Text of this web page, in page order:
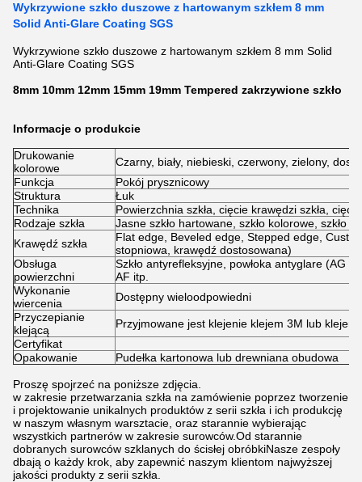
Wykrzywione szkło duszowe z hartowanym szkłem 8 mm
Solid Anti-Glare Coating SGS
Wykrzywione szkło duszowe z hartowanym szkłem 8 mm Solid
Anti-Glare Coating SGS
8mm 10mm 12mm 15mm 19mm Tempered zakrzywione szkło
Informacje o produkcie
Drukowanie
kolorowe
Czarny, biały, niebieski, czerwony, zielony,
Funkcja
Pokój prysznicowy
Struktura
Łuk
Technika
Powierzchnia szkła, cięcie krawędzi szkła,
Rodzaje szkła
Jasne szkło hartowane, szkło kolorowe, szkło
Krawędź szkła
Flat edge, Beveled edge, Stepped edge,
stopniowa, krawędź dostosowana)
Obsługa
powierzchni
Szkło antyrefleksyjne, powłoka antyglare (AG
AF itp.
Wykonanie
wiercenia
Dostępny wieloodpowiedni
Przyczepianie
klejącą
Przyjmowane jest klejenie klejem 3M lub klejem
Certyfikat
Opakowanie
Pudełka kartonowa lub drewniana obudowa
Proszę spojrzeć na poniższe zdjęcia.
w zakresie przetwarzania szkła na zamówienie poprzez tworzenie
i projektowanie unikalnych produktów z serii szkła i ich produkcję
w naszym własnym warsztacie, oraz starannie wybierając
wszystkich partnerów w zakresie surowców.Od starannie
dobranych surowców szklanych do ścisłej obróbkiNasze zespoły
dbają o każdy krok, aby zapewnić naszym klientom najwyższej
jakości produkty z serii szkła.